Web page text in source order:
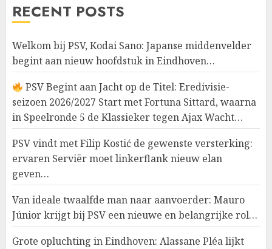
RECENT POSTS
Welkom bij PSV, Kodai Sano: Japanse middenvelder
begint aan nieuw hoofdstuk in Eindhoven…
PSV Begint aan Jacht op de Titel: Eredivisie-
seizoen 2026/2027 Start met Fortuna Sittard, waarna
in Speelronde 5 de Klassieker tegen Ajax Wacht…
PSV vindt met Filip Kostić de gewenste versterking:
ervaren Serviër moet linkerflank nieuw elan
geven…
Van ideale twaalfde man naar aanvoerder: Mauro
Júnior krijgt bij PSV een nieuwe en belangrijke rol…
Grote opluchting in Eindhoven: Alassane Pléa lijkt